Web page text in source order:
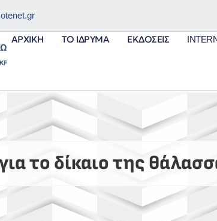
ΑΡΧΙΚΉ ΤΟ ΊΔΡΥΜΑ ΕΚΔΌΣΕΙΣ
το δίκαιο της